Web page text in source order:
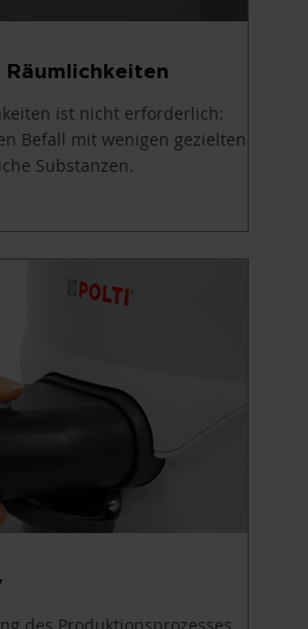
ist nicht erforderlich:
Befall mit wenigen gezielten
Substanzen.
des Produktionsprozesses